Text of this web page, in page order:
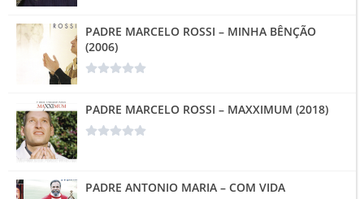
PADRE MARCELO ROSSI – MINHA BÊNÇÃO
(2006)
PADRE MARCELO ROSSI – MAXXIMUM (2018)
PADRE ANTONIO MARIA – COM VIDA